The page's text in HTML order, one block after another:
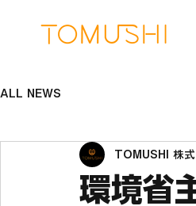
ALL NEWS
環境省
TOMUSHI 株式